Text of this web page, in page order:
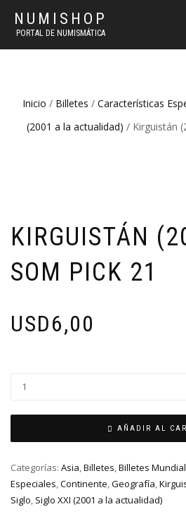
NUMISHOP
PORTAL DE NUMISMÁTICA
Inicio / Billetes / Características
(2001 a la actualidad) / Kirguistán
KIRGUISTÁN
SOM PICK 21
USD6,00
AÑADIR AL
Categorías: Asia,Billetes,Billetes
Especiales,Continente,Geografía,
Siglo, Siglo XXI (2001 a la actualidad)